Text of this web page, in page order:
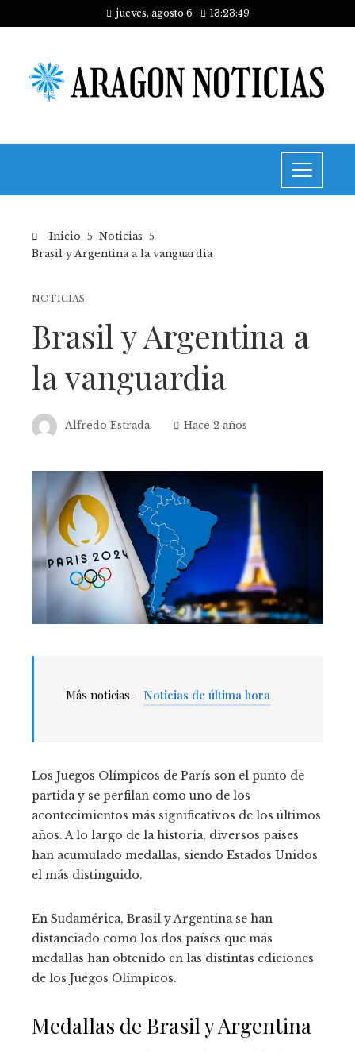
jueves, agosto 6 13:23:49
Inicio
Noticias
Brasil y Argentina a la vanguardia
NOTICIAS
Brasil y Argentina a
la vanguardia
Alfredo Estrada Hace 2 años
Más noticias – Noticias de última hora
Los Juegos Olímpicos de París son el punto de
partida y se perfilan como uno de los
acontecimientos más significativos de los últimos
años. A lo largo de la historia, diversos países
han acumulado medallas, siendo Estados Unidos
el más distinguido.
En Sudamérica, Brasil y Argentina se han
distanciado como los dos países que más
medallas han obtenido en las distintas ediciones
de los Juegos Olímpicos.
Medallas de Brasil y Argentina